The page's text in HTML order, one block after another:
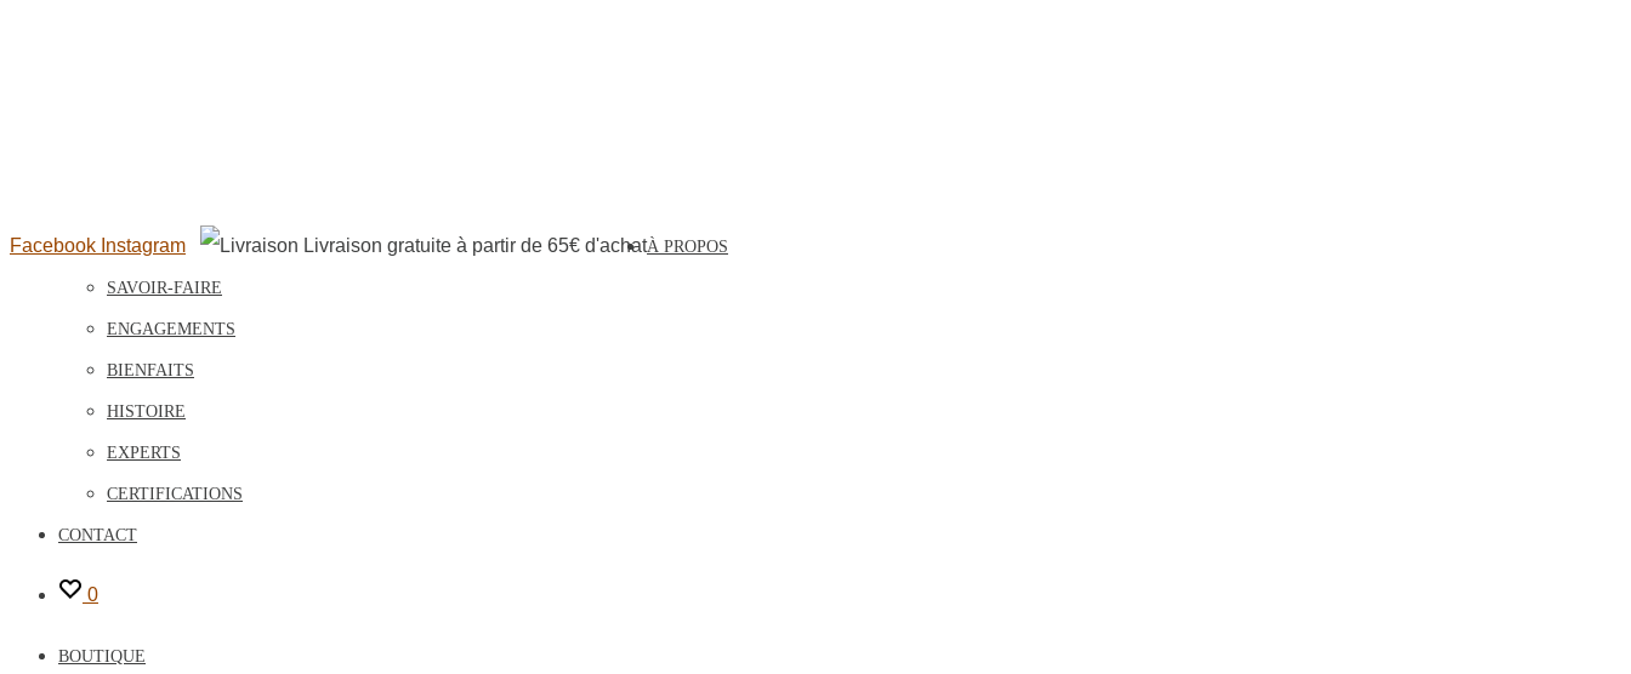
Facebook Instagram Livraison gratuite à partir de 65€ d'achatÀ PROPOS
SAVOIR-FAIRE
ENGAGEMENTS
BIENFAITS
HISTOIRE
EXPERTS
CERTIFICATIONS
CONTACT
0
BOUTIQUE